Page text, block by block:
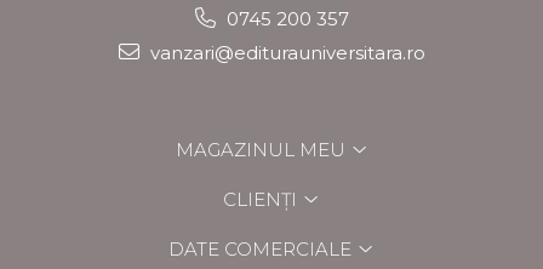
0745 200 357
vanzari@editurauniversitara.ro
MAGAZINUL MEU
CLIENȚI
DATE COMERCIALE